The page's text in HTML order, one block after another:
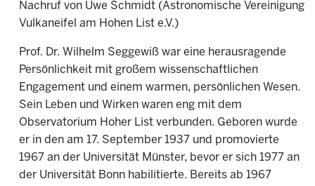
Nachruf von Uwe Schmidt (Astronomische Vereinigung
Vulkaneifel am Hohen List e.V.)
Prof. Dr. Wilhelm Seggewiß war eine herausragende
Persönlichkeit mit großem wissenschaftlichen
Engagement und einem warmen, persönlichen Wesen.
Sein Leben und Wirken waren eng mit dem
Observatorium Hoher List verbunden. Geboren wurde
er in den am 17. September 1937 und promovierte
1967 an der Universität Münster, bevor er sich 1977 an
der Universität Bonn habilitierte. Bereits ab 1967